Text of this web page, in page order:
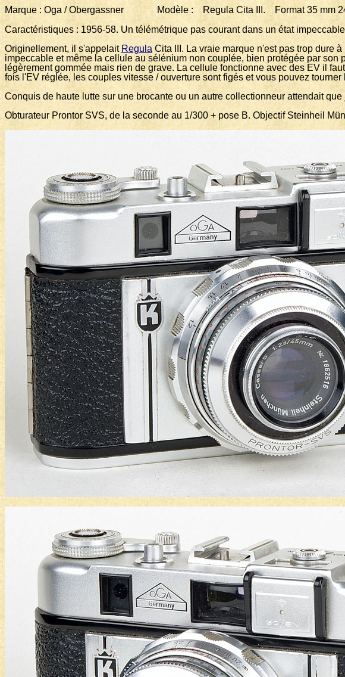
Marque : Oga / Obergassner Modèle : Regula Cita III. Format 35 mm
Caractéristiques : 1956-58. Un télémétrique pas courant dans un état
Originellement, il s'appelait Regula Cita III. La vraie marque n'est pas trop dure
impeccable et même la cellule au sélénium non couplée, bien protégée par
légèrement gommée mais rien de grave. La cellule fonctionne avec des EV il
fois l'EV réglée, les couples vitesse / ouverture sont figés et vous pouvez
Conquis de haute lutte sur une brocante ou un autre collectionneur attendait
Obturateur Prontor SVS, de la seconde au 1/300 + pose B. Objectif Steinheil